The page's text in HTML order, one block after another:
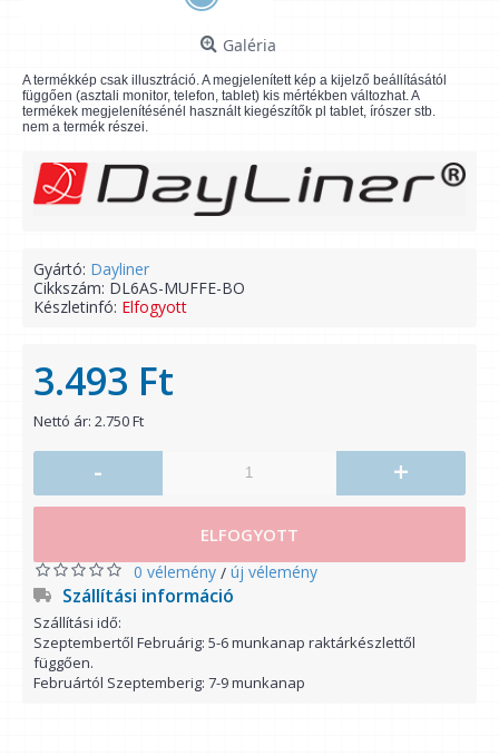
Galéria
A termékkép csak illusztráció. A megjelenített kép a kijelző beállításától
függően (asztali monitor, telefon, tablet) kis mértékben változhat. A
termékek megjelenítésénél használt kiegészítők pl tablet, írószer stb.
nem a termék részei.
Gyártó: Dayliner
Cikkszám: DL6AS-MUFFE-BO
Készletinfó: Elfogyott
3.493 Ft
Nettó ár: 2.750 Ft
- +
ELFOGYOTT
0 vélemény / új vélemény
Szállítási információ
Szállítási idő:
Szeptembertől Februárig: 5-6 munkanap raktárkészlettől
függően.
Februártól Szeptemberig: 7-9 munkanap